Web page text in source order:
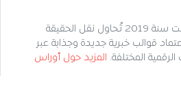
مؤسسة إخبارية جزائرية تأسست سنة 2019 تُحاول نقل الحقيقة
قوالب خبرية جديدة وجذابة عبر
المختلفة. المزيد حول أوراس